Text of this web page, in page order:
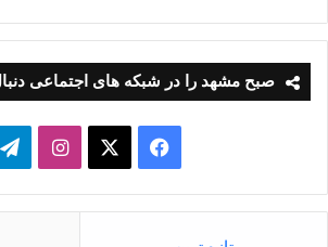
صبح مشهد را در شبکه های اجتماعی
فیسبوک ایکس